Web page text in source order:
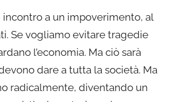
a un impoverimento, al
Se vogliamo evitare tragedie
l’economia. Ma ciò sarà
dare a tutta la società. Ma
radicalmente, diventando un